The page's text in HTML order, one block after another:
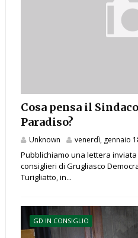
Cosa pensa il
Paradiso?
Unknown venerdì, gennaio
Pubblichiamo una lettera
consiglieri di Grugliasco
Turigliatto, in...
GD IN CONSIGLIO